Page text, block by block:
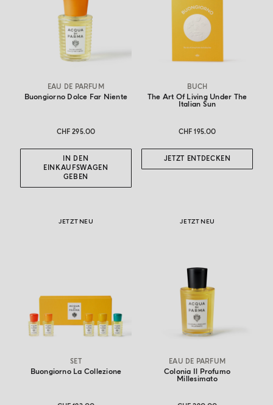
EAU DE PARFUM
Buongiorno Dolce Far Niente
CHF 295.00
IN DEN
EINKAUFSWAGEN
GEBEN
BUCH
The Art Of Living Under The
Italian Sun
CHF 195.00
JETZT ENTDECKEN
JETZT NEU
SET
Buongiorno La Collezione
JETZT NEU
EAU DE PARFUM
Colonia Il Profumo
Millesimato